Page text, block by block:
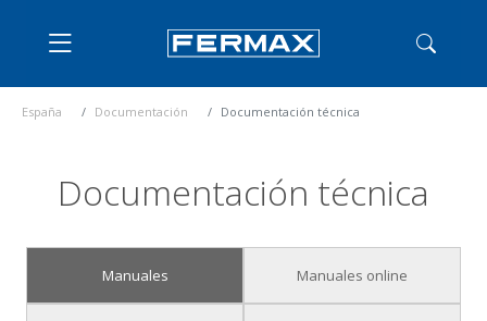
España Documentación Documentación técnica
Documentación técnica
Manuales Manuales online